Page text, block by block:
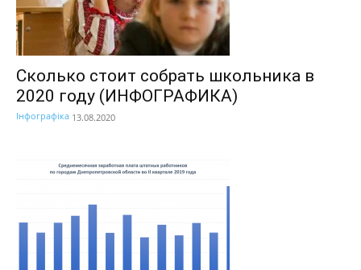
Сколько стоит собрать школьника в
2020 году (ИНФОГРАФИКА)
Інфографіка 13.08.2020